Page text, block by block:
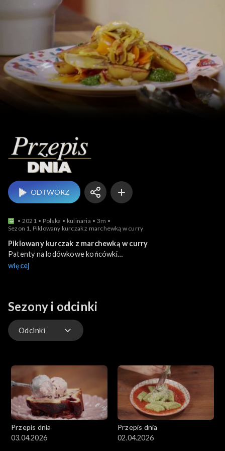
ODTWÓRZ
2021 Polska kulinaria
3m
Sezon 1, Piklowany kurczak z marchewką w curry
Piklowany kurczak z marchewką w curry
Patenty na lodówkowe końcówki
100 g marchwi
100 g cebuli czerwonej
100 g cukru
1 stołowa łyżka curry
200 g gotowanych ziemniaków
Polskie pesto pietruszkowe
100 g natki pietruszki
20 g pestek słonecznika
2 ząbki czosnku
więcej
Sezony i odcinki
Odcinki
Przepis dnia
03.04.2026
Przepis dnia
02.04.2026